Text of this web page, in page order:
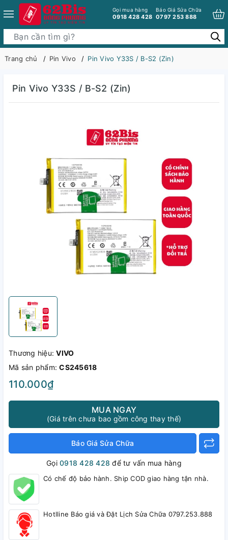
Gọi mua hàng
0918 428 428
Báo Giá Sửa Chữa
0797 253 888
Trang chủ Pin Vivo Pin Vivo Y33S / B-S2 (Zin)
Pin Vivo Y33S / B-S2 (Zin)
Thương hiệu:VIVO
Mã sản phẩm:CS245618
110.000₫
MUA NGAY
(Giá trên chưa bao gồm công thay thế)
Báo Giá Sửa Chữa
Gọi0918 428 428 để tư vấn mua hàng
Có chế độ bảo hành. Ship COD giao hàng tận nhà.
Hotlline Báo giá và Đặt Lịch Sửa Chữa 0797.253.888